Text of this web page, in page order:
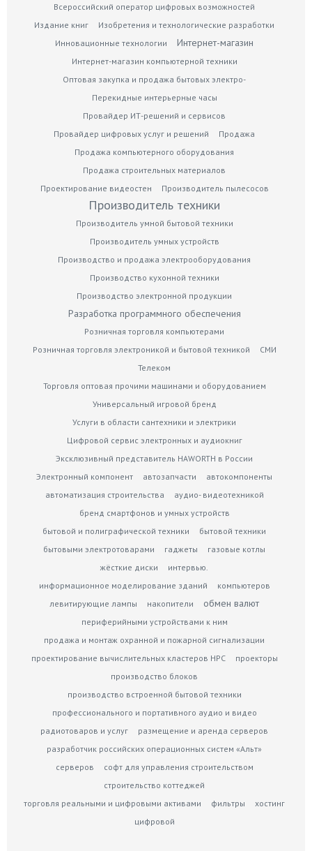
Всероссийский оператор цифровых возможностей
Издание книг
Изобретения и технологические разработки
Инновационные технологии
Интернет-магазин
Интернет-магазин компьютерной техники
Оптовая закупка и продажа бытовых электро-
Перекидные интерьерные часы
Провайдер ИТ-решений и сервисов
Провайдер цифровых услуг и решений
Продажа
Продажа компьютерного оборудования
Продажа строительных материалов
Проектирование видеостен
Производитель пылесосов
Производитель техники
Производитель умной бытовой техники
Производитель умных устройств
Производство и продажа электрооборудования
Производство кухонной техники
Производство электронной продукции
Разработка программного обеспечения
Розничная торговля компьютерами
Розничная торговля электроникой и бытовой техникой
СМИ
Телеком
Торговля оптовая прочими машинами и оборудованием
Универсальный игровой бренд
Услуги в области сантехники и электрики
Цифровой сервис электронных и аудиокниг
Эксклюзивный представитель HAWORTH в России
Электронный компонент
автозапчасти
автокомпоненты
автоматизация строительства
аудио- видеотехникой
бренд смартфонов и умных устройств
бытовой и полиграфической техники
бытовой техники
бытовыми электротоварами
гаджеты
газовые котлы
жёсткие диски
интервью.
информационное моделирование зданий
компьютеров
левитирующие лампы
накопители обмен валют
периферийными устройствами к ним
продажа и монтаж охранной и пожарной сигнализации
проектирование вычислительных кластеров HPC
проекторы
производство блоков
производство встроенной бытовой техники
профессионального и портативного аудио и видео
радиотоваров и услуг
размещение и аренда серверов
разработчик российских операционных систем «Альт»
серверов
софт для управления строительством
строительство коттеджей
торговля реальными и цифровыми активами
фильтры
хостинг
цифровой